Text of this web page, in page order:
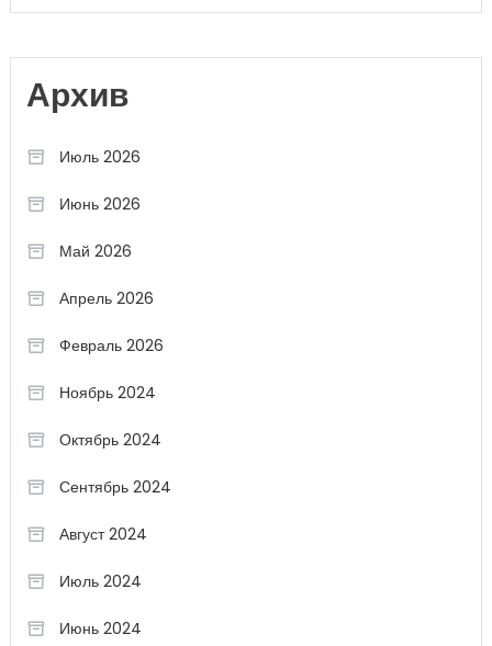
Архив
Июль 2026
Июнь 2026
Май 2026
Апрель 2026
Февраль 2026
Ноябрь 2024
Октябрь 2024
Сентябрь 2024
Август 2024
Июль 2024
Июнь 2024